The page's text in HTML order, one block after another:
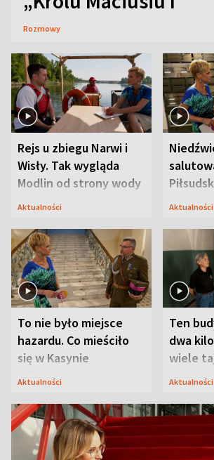
Rozmowy
Rejs u zbiegu Narwi i
Wisły. Tak wygląda
Modlin od strony wody
Aktualności Aktualności
To nie było miejsce
hazardu. Co mieściło
się w Kasynie
Oficerskim?
Aktualności
Ten
dwa
wiele
Aktualności